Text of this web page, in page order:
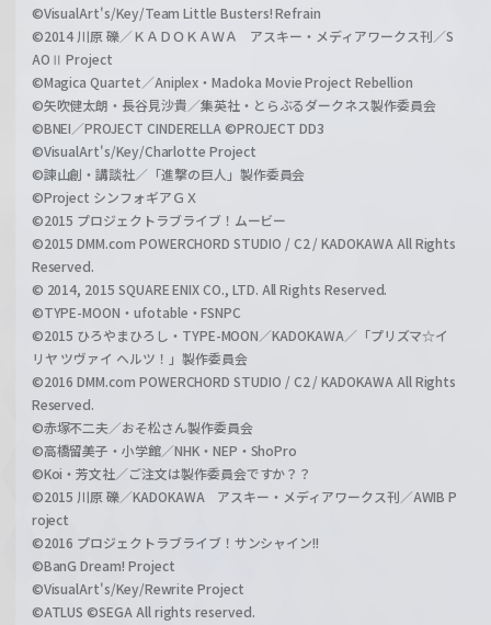
©VisualArt's/Key/Team Little Busters! Refrain
©2014 川原 礫／ＫＡＤＯＫＡＷＡ アスキー・メディアワークス刊／S
AOⅡ Project
©Magica Quartet／Aniplex・Madoka Movie Project Rebellion
©矢吹健太朗・長谷見沙貴／集英社・とらぶるダークネス製作委員会
©BNEI／PROJECT CINDERELLA ©PROJECT DD3
©VisualArt's/Key/Charlotte Project
©諫山創・講談社／「進撃の巨人」製作委員会
©Project シンフォギアＧＸ
©2015 プロジェクトラブライブ！ムービー
©2015 DMM.com POWERCHORD STUDIO / C2 / KADOKAWA All Rights
Reserved.
© 2014, 2015 SQUARE ENIX CO., LTD. All Rights Reserved.
©TYPE-MOON・ufotable・FSNPC
©2015 ひろやまひろし・TYPE-MOON／KADOKAWA／「プリズマ☆イ
リヤ ツヴァイ ヘルツ！」製作委員会
©2016 DMM.com POWERCHORD STUDIO / C2 / KADOKAWA All Rights
Reserved.
©赤塚不二夫／おそ松さん製作委員会
©高橋留美子・小学館／NHK・NEP・ShoPro
©Koi・芳文社／ご注文は製作委員会ですか？？
©2015 川原 礫／KADOKAWA アスキー・メディアワークス刊／AWIB P
roject
©2016 プロジェクトラブライブ！サンシャイン!!
©BanG Dream! Project
©VisualArt's/Key/Rewrite Project
©ATLUS ©SEGA All rights reserved.